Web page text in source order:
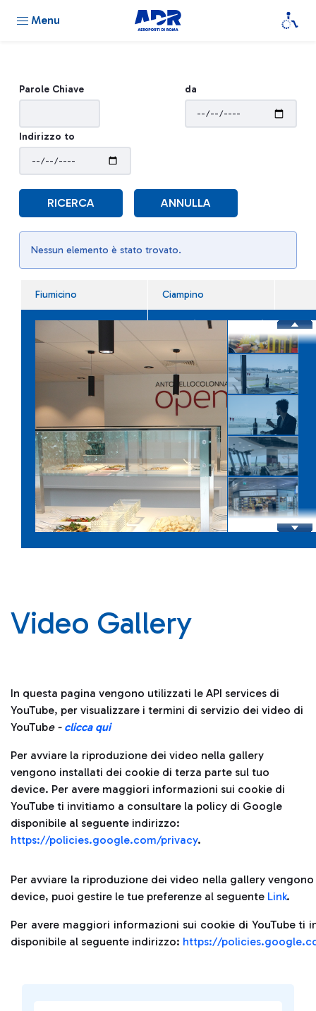
Menu
Parole Chiave da
Indirizzo to
RICERCA ANNULLA
Nessun elemento è stato trovato.
Fiumicino Ciampino
Infrastrutture Shopping Eat and Drink
Video Gallery
In questa pagina vengono utilizzati le API services di
YouTube, per visualizzare i termini di servizio dei video di
YouTube - clicca qui
Per avviare la riproduzione dei video nella gallery
vengono installati dei cookie di terza parte sul tuo
device. Per avere maggiori informazioni sui cookie di
YouTube ti invitiamo a consultare la policy di Google
disponibile al seguente indirizzo:
https://policies.google.com/privacy.
Per avviare la riproduzione dei video nella gallery
device, puoi gestire le tue preferenze al seguente Link.
Per avere maggiori informazioni sui cookie di YouTube
disponibile al seguente indirizzo: https://